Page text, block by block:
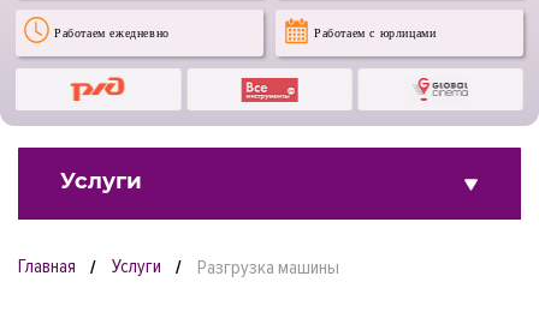
Работаем ежедневно Работаем с юрлицами
Услуги
Главная Услуги Разгрузка машины